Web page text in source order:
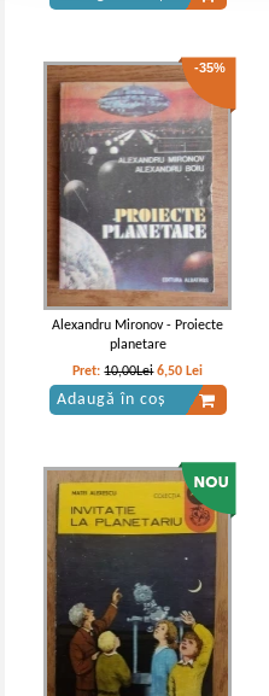
-35%
Alexandru Mironov - Proiecte
planetare
Pret:10,00Lei 6,50 Lei
Adaugă în coș